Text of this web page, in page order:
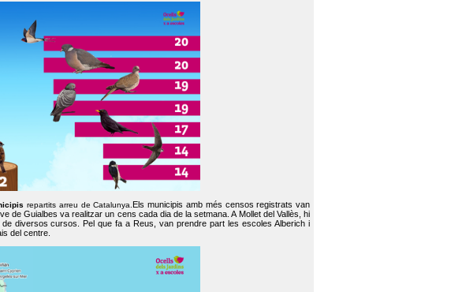
repartits arreu de Catalunya. Els municipis amb més censos registrats van
de Guialbes va realitzar un cens cada dia de la setmana. A Mollet del Vallès, hi
diversos cursos. Pel que fa a Reus, van prendre part les escoles Alberich i
del centre.